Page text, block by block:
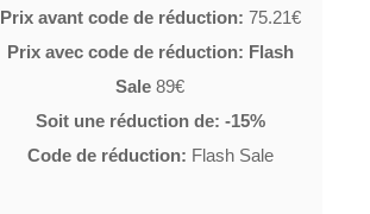
Prix avant code de réduction: 75.21€
Prix avec code de réduction: Flash
Sale 89€
Soit une réduction de: -15%
Code de réduction: Flash Sale